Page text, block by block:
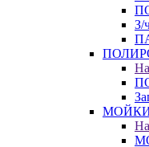
З/